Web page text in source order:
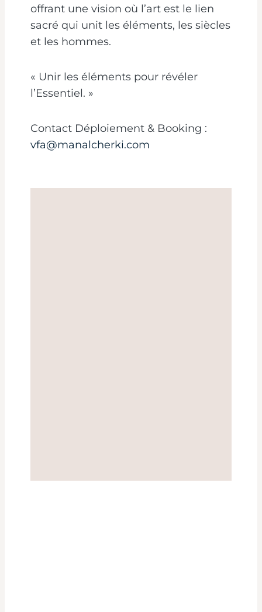
offrant une vision où l’art est le lien
sacré qui unit les éléments, les siècles
et les hommes.
« Unir les éléments pour révéler
l’Essentiel. »
Contact Déploiement & Booking :
vfa@manalcherki.com